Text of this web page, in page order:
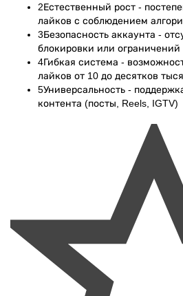
2Естественный рост -
лайков с соблюдением
3Безопасность аккаунта -
блокировки или ограничений
4Гибкая система -
лайков от 10 до десятков
5Универсальность -
контента (посты, Reels, IGTV)